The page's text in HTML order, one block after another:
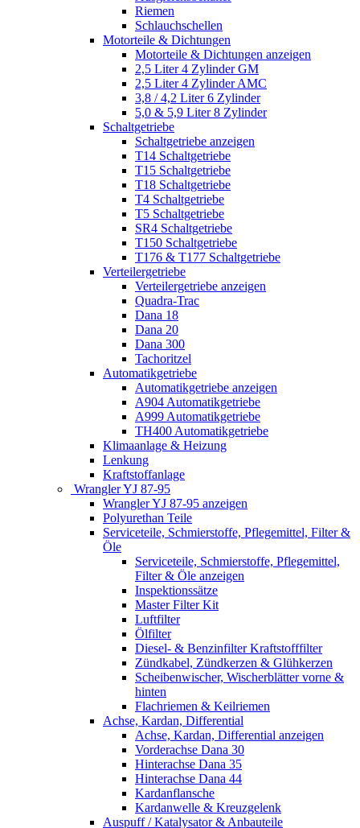
Riemen
Schlauchschellen
Motorteile & Dichtungen
Motorteile & Dichtungen anzeigen
2,5 Liter 4 Zylinder GM
2,5 Liter 4 Zylinder AMC
3,8 / 4,2 Liter 6 Zylinder
5,0 & 5,9 Liter 8 Zylinder
Schaltgetriebe
Schaltgetriebe anzeigen
T14 Schaltgetriebe
T15 Schaltgetriebe
T18 Schaltgetriebe
T4 Schaltgetriebe
T5 Schaltgetriebe
SR4 Schaltgetriebe
T150 Schaltgetriebe
T176 & T177 Schaltgetriebe
Verteilergetriebe
Verteilergetriebe anzeigen
Quadra-Trac
Dana 18
Dana 20
Dana 300
Tachoritzel
Automatikgetriebe
Automatikgetriebe anzeigen
A904 Automatikgetriebe
A999 Automatikgetriebe
TH400 Automatikgetriebe
Klimaanlage & Heizung
Lenkung
Kraftstoffanlage
Wrangler YJ 87-95
Wrangler YJ 87-95 anzeigen
Polyurethan Teile
Serviceteile, Schmierstoffe, Pflegemittel, Filter &
Öle
Serviceteile, Schmierstoffe, Pflegemittel,
Filter & Öle anzeigen
Inspektionssätze
Master Filter Kit
Luftfilter
Ölfilter
Diesel- & Benzinfilter Kraftstofffilter
Zündkabel, Zündkerzen & Glühkerzen
Scheibenwischer, Wischerblätter vorne &
hinten
Flachriemen & Keilriemen
Achse, Kardan, Differential
Achse, Kardan, Differential anzeigen
Vorderachse Dana 30
Hinterachse Dana 35
Hinterachse Dana 44
Kardanflansche
Kardanwelle & Kreuzgelenk
Auspuff / Katalysator & Anbauteile